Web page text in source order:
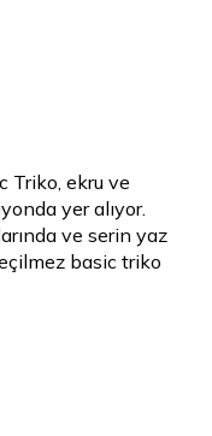
Triko, ekru ve
yer alıyor.
ve serin yaz
basic triko